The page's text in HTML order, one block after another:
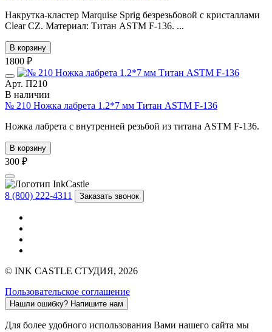
Накрутка-кластер Marquise Sprig безрезьбовой с кристаллами
Clear CZ. Материал: Титан ASTM F-136. ...
В корзину
1800 ₽
Арт. П210
В наличии
№ 210 Ножка лабрета 1.2*7 мм Титан ASTM F-136
Ножка лабрета с внутренней резьбой из титана ASTM F-136.
В корзину
300 ₽
8 (800) 222-4311 Заказать звонок
© INK CASTLE СТУДИЯ, 2026
Пользовательское соглашение
Нашли ошибку? Напишите нам
Для более удобного использования Вами нашего сайта мы